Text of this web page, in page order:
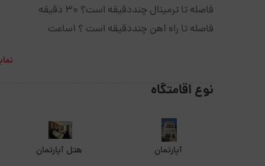
فاصله تا ترمینال چنددقیقه است؟ 30 دقیقه
فاصله تا راه آهن چنددقیقه است ؟ 1ساعت
نوع اقامتگاه
آپارتمان هتل آپارتمان